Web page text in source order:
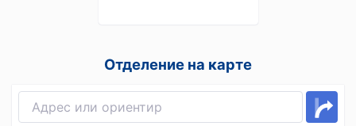
Отделение на карте